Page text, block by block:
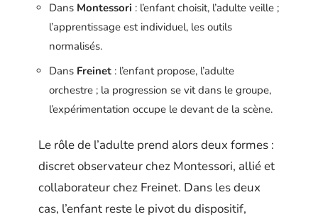
Dans Montessori : l’enfant choisit, l’adulte veille ;
l’apprentissage est individuel, les outils
normalisés.
Dans Freinet : l’enfant propose, l’adulte
orchestre ; la progression se vit dans le groupe,
l’expérimentation occupe le devant de la scène.
Le rôle de l’adulte prend alors deux formes :
discret observateur chez Montessori, allié et
collaborateur chez Freinet. Dans les deux
cas, l’enfant reste le pivot du dispositif,